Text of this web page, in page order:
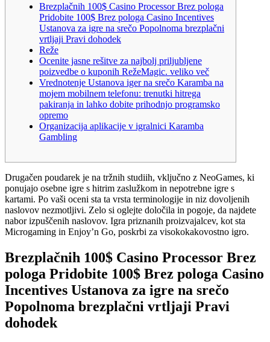
Brezplačnih 100$ Casino Processor Brez pologa
Pridobite 100$ Brez pologa Casino Incentives
Ustanova za igre na srečo Popolnoma brezplačni
vrtljaji Pravi dohodek
Reže
Ocenite jasne rešitve za najbolj priljubljene
poizvedbe o kuponih RežeMagic. veliko več
Vrednotenje Ustanova iger na srečo Karamba na
mojem mobilnem telefonu: trenutki hitrega
pakiranja in lahko dobite prihodnjo programsko
opremo
Organizacija aplikacije v igralnici Karamba
Gambling
Drugačen poudarek je na tržnih studiih, vključno z NeoGames, ki
ponujajo osebne igre s hitrim zaslužkom in nepotrebne igre s
kartami. Po vaši oceni sta ta vrsta terminologije in niz dovoljenih
naslovov nezmotljivi. Zelo si oglejte določila in pogoje, da najdete
nabor izpuščenih naslovov. Igra priznanih proizvajalcev, kot sta
Microgaming in Enjoy’n Go, poskrbi za visokokakovostno igro.
Brezplačnih 100$ Casino Processor Brez
pologa Pridobite 100$ Brez pologa Casino
Incentives Ustanova za igre na srečo
Popolnoma brezplačni vrtljaji Pravi
dohodek